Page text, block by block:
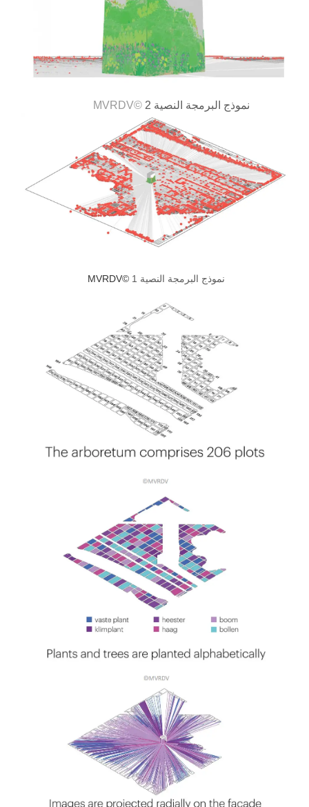
نموذج البرمجة النصية 2 ©MVRDV
نموذج البرمجة النصية 1 ©MVRDV